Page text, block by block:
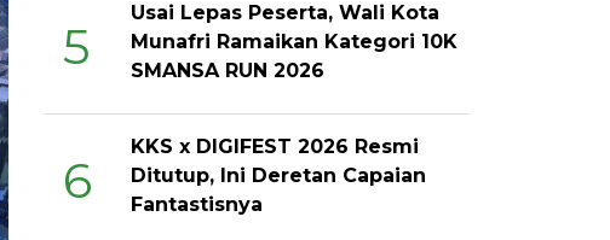
5
Usai Lepas Peserta, Wali Kota
Munafri Ramaikan Kategori 10K
SMANSA RUN 2026
6
KKS x DIGIFEST 2026 Resmi
Ditutup, Ini Deretan Capaian
Fantastisnya